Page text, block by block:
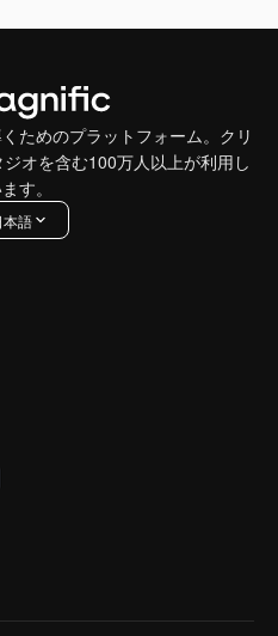
ためのプラットフォーム。クリ
オを含む100万人以上が利用し
す。
本語